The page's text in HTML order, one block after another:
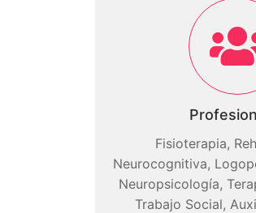
Fisioterapia,
Neurocognitiva,
Neuropsicología,
Trabajo Social,